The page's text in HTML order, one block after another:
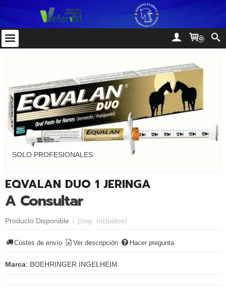
0
SOLO PROFESIONALES
EQVALAN DUO 1 JERINGA
A Consultar
Producto Disponible - (Imp. Incluidos)
Costes de envío Ver descripción Hacer pregunta
Marca: BOEHRINGER INGELHEIM